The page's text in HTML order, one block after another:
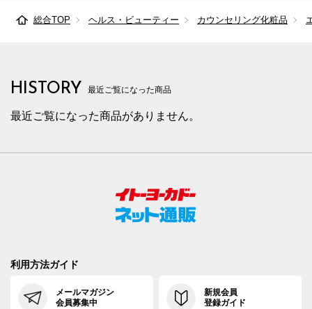
総合TOP ヘルス・ビューティー カウンセリング化粧品
HISTORY 最近ご覧になった商品
最近ご覧になった商品がありません。
利用方法ガイド
メールマガジン
会員募集中
新規会員
登録ガイド